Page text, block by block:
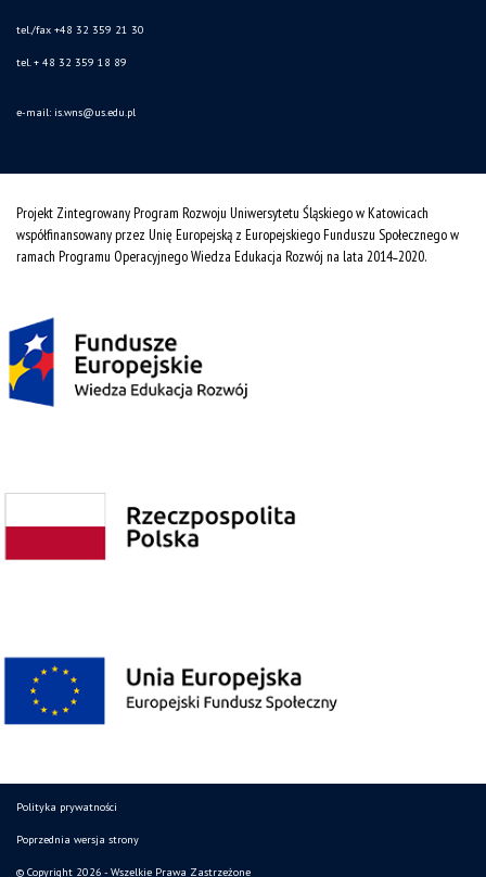
tel./fax +48 32 359 21 30
tel. + 48 32 359 18 89
e-mail: is.wns@us.edu.pl
Projekt Zintegrowany Program Rozwoju Uniwersytetu Śląskiego w Katowicach
współfinansowany przez Unię Europejską z Europejskiego Funduszu Społecznego w
ramach Programu Operacyjnego Wiedza Edukacja Rozwój na lata 2014˗2020.
Polityka prywatności
Poprzednia wersja strony
© Copyright 2026 - Wszelkie Prawa Zastrzeżone